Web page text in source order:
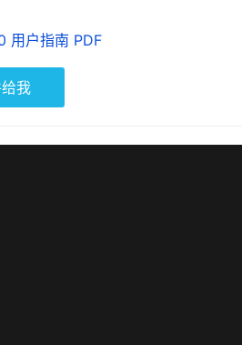
用户指南 PDF
我